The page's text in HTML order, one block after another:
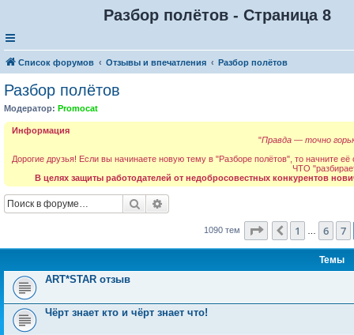
Разбор полётов - Страница 8
Список форумов Отзывы и впечатления Разбор полётов
Разбор полётов
Модератор: Promocat
Информация
"Правда — точно
Дорогие друзья! Если вы начинаете новую тему в "Разборе полётов", то начните
ЧТО
В целях защиты работодателей от недобросовестных конкурентов
Поиск
1090 тем Страница из 44
Пред.
1 6 7
Темы
ART*STAR отзыв
Чёрт знает кто и чёрт знает что!